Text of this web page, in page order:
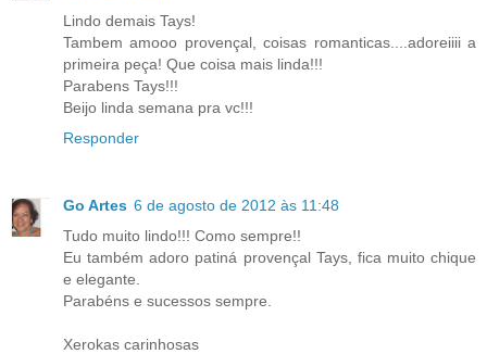
Lindo demais Tays!
Tambem amooo provençal, coisas romanticas....adoreiiii a
primeira peça! Que coisa mais linda!!!
Parabens Tays!!!
Beijo linda semana pra vc!!!
Responder
Go Artes 6 de agosto de 2012 às 11:48
Tudo muito lindo!!! Como sempre!!
Eu também adoro patiná provençal Tays, fica muito chique
e elegante.
Parabéns e sucessos sempre.
Xerokas carinhosas